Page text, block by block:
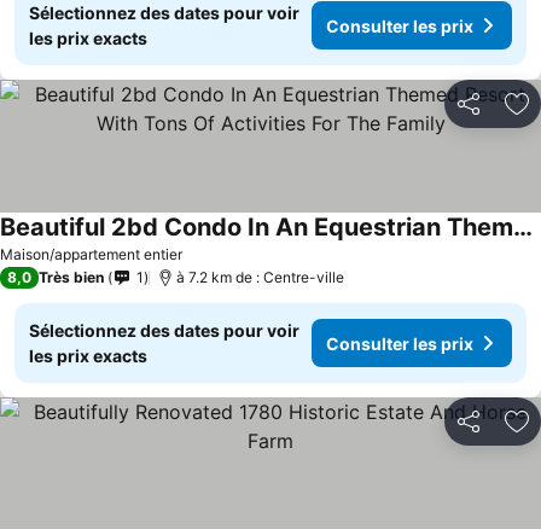
Sélectionnez des dates pour voir
les prix exacts
Consulter les prix
Partager
Maison/appartement entier
Beautiful 2bd Condo In An Equestrian Themed Resort With Tons Of Activities For The Family
Consulter les prix
8,0 Très bien 1 à 7.2 km de : Centre-ville
Sélectionnez des dates pour voir
les prix exacts
Consulter les prix
Partager